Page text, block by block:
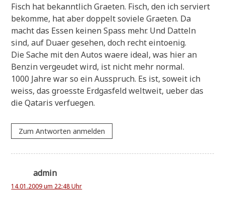
Fisch hat bekannt­lich Grae­ten. Fisch, den ich ser­viert
bekom­me, hat aber dop­pelt sovie­le Grae­ten. Da
macht das Essen kei­nen Spass mehr. Und Dat­teln
sind, auf Duaer gese­hen, doch recht eintoenig.
Die Sache mit den Autos wae­re ide­al, was hier an
Ben­zin ver­geu­det wird, ist nicht mehr normal.
1000 Jah­re war so ein Aus­spruch. Es ist, soweit ich
weiss, das groess­te Erd­gas­feld welt­weit, ueber das
die Qata­ris verfuegen.
Zum Antworten anmelden
admin
14.01.2009 um 22:48 Uhr